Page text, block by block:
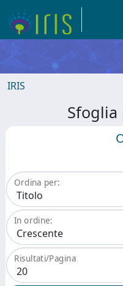
IRIS
Sfoglia
Ordina per:
In ordine:
Risultati/Pagina